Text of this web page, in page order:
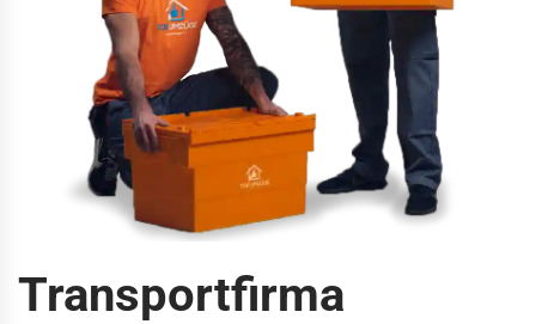
Transportfirma